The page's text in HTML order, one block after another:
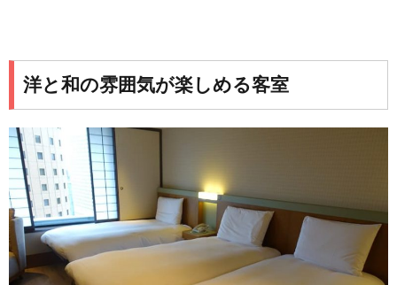
洋と和の雰囲気が楽しめる客室